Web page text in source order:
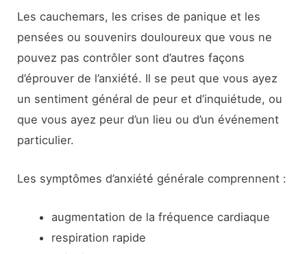
Les cauchemars, les crises de panique et les
pensées ou souvenirs douloureux que vous ne
pouvez pas contrôler sont d’autres façons
d’éprouver de l’anxiété. Il se peut que vous ayez
un sentiment général de peur et d’inquiétude, ou
que vous ayez peur d’un lieu ou d’un événement
particulier.
Les symptômes d’anxiété générale comprennent :
augmentation de la fréquence cardiaque
respiration rapide